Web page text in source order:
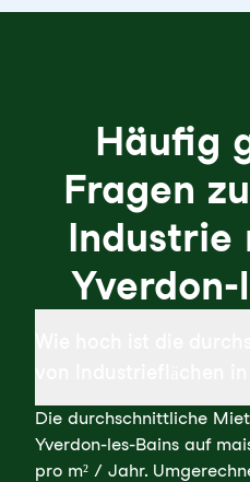
Häufig
Fragen
Industrie
Yverdon-
Die durchschnittliche
Yverdon-les-Bains auf
pro m² / Jahr.